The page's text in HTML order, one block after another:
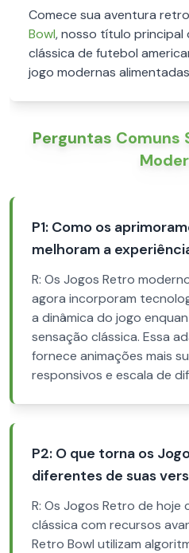
Comece sua aventura
Bowl, nosso título principal
clássica de futebol
jogo modernas
Perguntas Comuns
P1: Como os
melhoram a
R: Os Jogos Retro
agora incorporam
a dinâmica do jogo
sensação clássica. Essa
fornece animações mais
responsivos e escala de
P2: O que torna os
diferentes de suas
R: Os Jogos Retro de
clássica com recursos
Retro Bowl utilizam